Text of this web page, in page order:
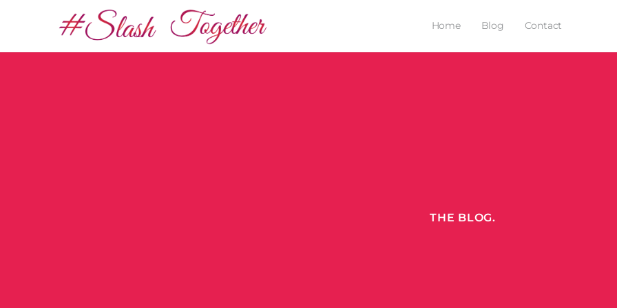
Home Blog Contact
THE BLOG.